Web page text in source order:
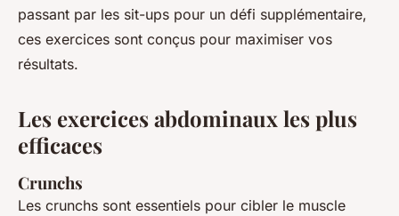
passant par les sit-ups pour un défi supplémentaire,
ces exercices sont conçus pour maximiser vos
résultats.
Les exercices abdominaux les plus
efficaces
Crunchs
Les crunchs sont essentiels pour cibler le muscle